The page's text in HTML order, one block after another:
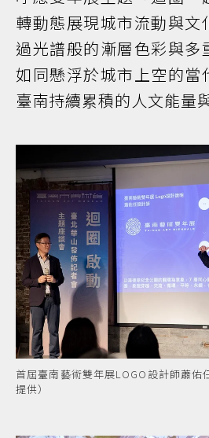
轉動態展現城市流動與文
過光譜般的漸層色彩與多
如同懸浮於城市上空的當
臺南持續累積的人文能量
首屆臺南藝術雙年展LOGO設計師蕭佑
提供）